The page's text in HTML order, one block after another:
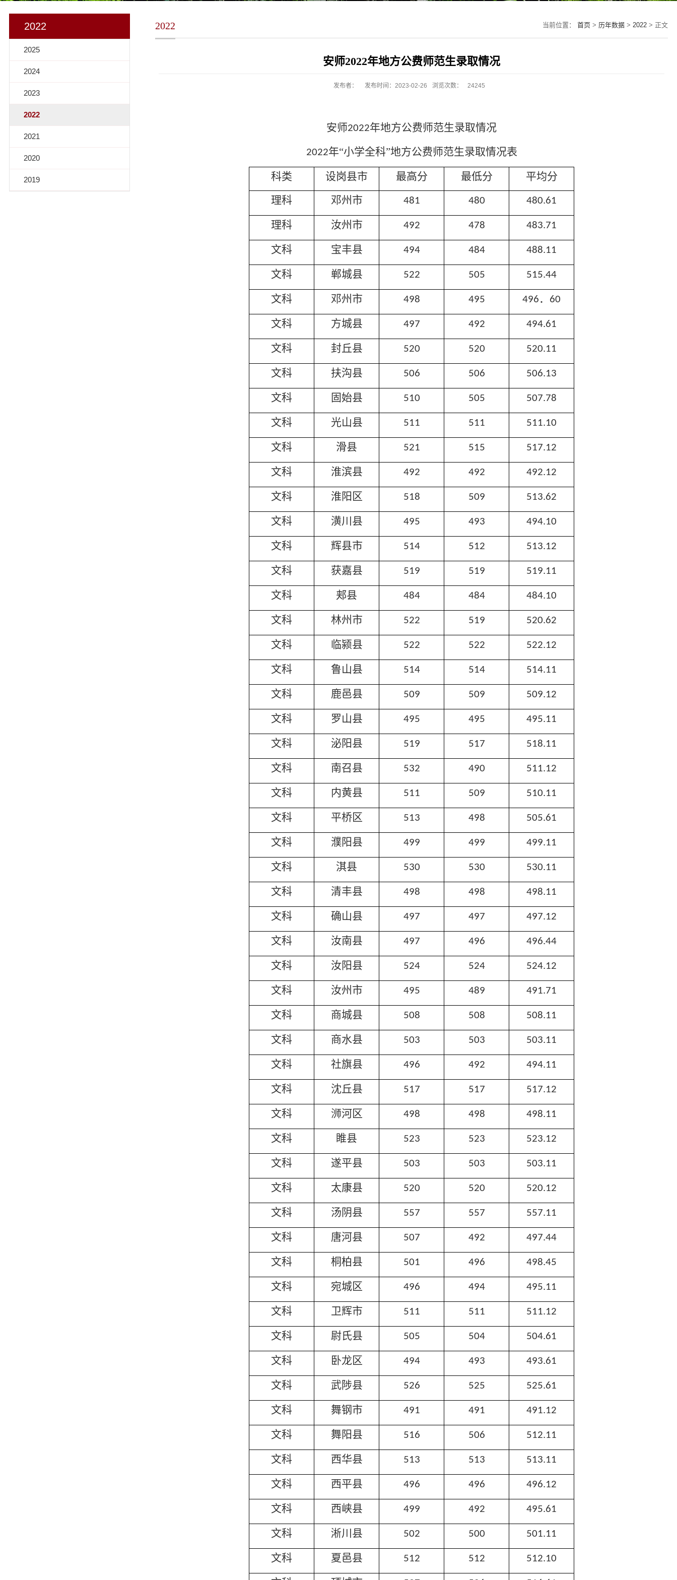
2022
2025
2024
2023
2022
2021
2020
2019
当前位置： 首页 > 历年数据 > 2022 > 正文
2022
安师2022年地方公费师范生录取情况
发布者： 发布时间：2023-02-26 浏览次数： 24245
安师2022年地方公费师范生录取情况
2022年“小学全科”地方公费师范生录取情况表
科类 设岗县市 最高分 最低分
平均分
理科
邓州市 481 480 480.61
理科 汝州市 492 478 483.71
文科 宝丰县 494 484 488.11
文科 郸城县 522 505 515.44
文科 邓州市 498 495 496． 60
文科 方城县 497 492 494.61
文科 封丘县 520 520 520.11
文科 扶沟县 506 506 506.13
文科 固始县 510 505 507.78
文科 光山县 511 511 511.10
文科 滑县 521 515 517.12
文科 淮滨县 492 492 492.12
文科 淮阳区 518 509 513.62
文科 潢川县 495 493 494.10
文科 辉县市 514 512 513.12
文科 获嘉县 519 519 519.11
文科 郏县 484 484 484.10
文科 林州市 522 519 520.62
文科 临颍县 522 522 522.12
文科 鲁山县 514 514 514.11
文科 鹿邑县 509 509 509.12
文科 罗山县 495 495 495.11
文科 泌阳县 519 517 518.11
文科 南召县 532 490 511.12
文科 内黄县 511 509 510.11
文科 平桥区 513 498 505.61
文科 濮阳县 499 499 499.11
文科 淇县 530 530 530.11
文科 清丰县 498 498 498.11
文科 确山县 497 497 497.12
文科 汝南县 497 496 496.44
文科 汝阳县 524 524 524.12
文科 汝州市 495 489 491.71
文科 商城县 508 508 508.11
文科 商水县 503 503 503.11
文科 社旗县 496 492 494.11
文科 沈丘县 517 517 517.12
文科 浉河区 498 498 498.11
文科 睢县 523 523 523.12
文科 遂平县 503 503 503.11
文科 太康县 520 520 520.12
文科 汤阴县 557 557 557.11
文科 唐河县 507 492 497.44
文科 桐柏县 501 496 498.45
文科 宛城区 496 494 495.11
文科 卫辉市 511 511 511.12
文科 尉氏县 505 504 504.61
文科 卧龙区 494 493 493.61
文科 武陟县 526 525 525.61
文科 舞钢市 491 491 491.12
文科 舞阳县 516 506 512.11
文科 西华县 513 513 513.11
文科 西平县 496 496 496.12
文科 西峡县 499 492 495.61
文科 淅川县 502 500 501.11
文科 夏邑县 512 512 512.10